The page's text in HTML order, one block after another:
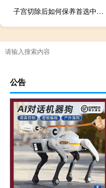
子宫切除后如何保养首选中医调理（子宫切除后如何保养）
公告